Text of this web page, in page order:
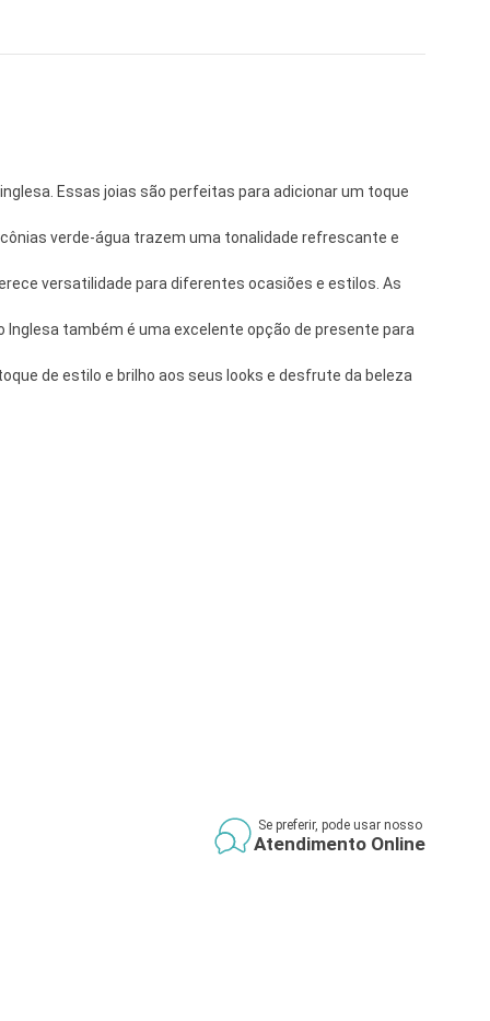
Essas joias são perfeitas para adicionar um toque
verde-água trazem uma tonalidade refrescante e
versatilidade para diferentes ocasiões e estilos. As
Inglesa também é uma excelente opção de presente para
de estilo e brilho aos seus looks e desfrute da beleza
Se preferir, pode usar nosso
Atendimento Online